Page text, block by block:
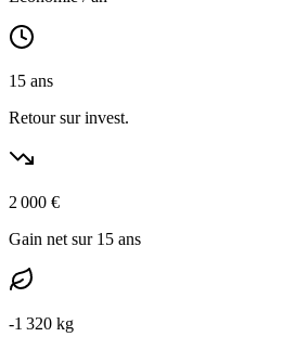
15 ans
Retour sur invest.
2 000 €
Gain net sur 15 ans
-1 320 kg